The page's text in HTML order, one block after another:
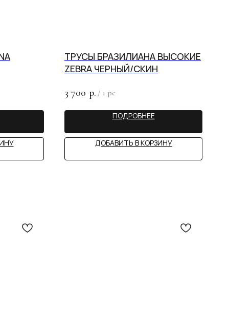
ТРУСЫ БРАЗИЛИАНА ВЫСОКИЕ
ZEBRA ЧЕРНЫЙ/СКИН
3 700 р. / 1 pc
ПОДРОБНЕЕ
ДОБАВИТЬ В КОРЗИНУ